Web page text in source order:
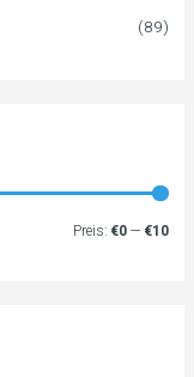
(89)
Preis: €0— €10